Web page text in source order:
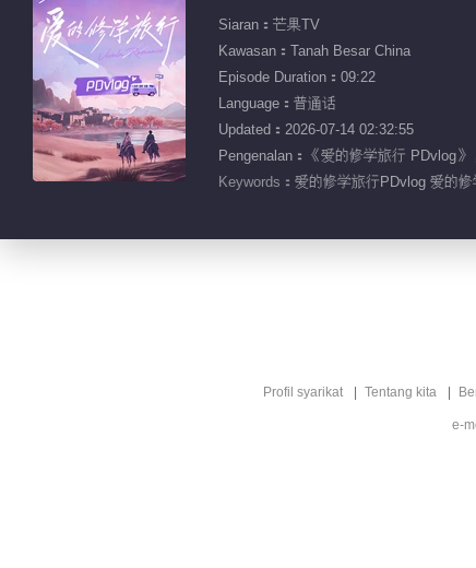
Siaran：芒果TV
Kawasan：Tanah Besar China
Episode Duration：09:22
Language：普通话
Updated：2026-07-14 02:32:55
Pengenalan：《爱的修学旅行 PDvlog
Keywords： 爱的修学旅行PDvlog 爱的
Profil syarikat Tentang kita
e-